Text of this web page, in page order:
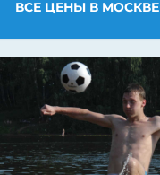
ВСЕ ЦЕНЫ В МОСКВЕ